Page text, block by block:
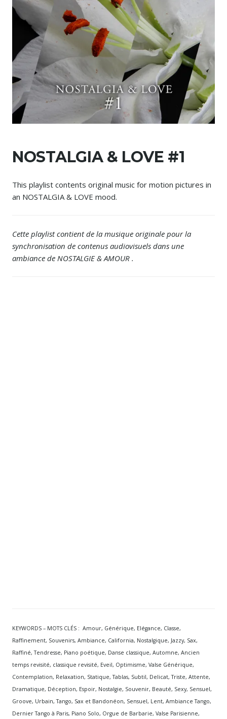
NOSTALGIA & LOVE #1
This playlist contents original music for motion pictures in
an NOSTALGIA & LOVE mood.
Cette playlist contient de la musique originale pour la
synchronisation de contenus audiovisuels dans une
ambiance de NOSTALGIE & AMOUR .
KEYWORDS – MOTS CLÉS : Amour, Générique, Elégance, Classe,
Raffinement, Souvenirs, Ambiance, California, Nostalgique, Jazzy, Sax,
Raffiné, Tendresse, Piano poétique, Danse classique, Automne, Ancien
temps revisité, classique revisité, Eveil, Optimisme, Valse Générique,
Contemplation, Relaxation, Statique, Tablas, Subtil, Delicat, Triste, Attente,
Dramatique, Déception, Espoir, Nostalgie, Souvenir, Beauté, Sexy, Sensuel,
Groove, Urbain, Tango, Sax et Bandonéon, Sensuel, Lent, Ambiance Tango,
Dernier Tango à Paris, Piano Solo, Orgue de Barbarie, Valse Parisienne,